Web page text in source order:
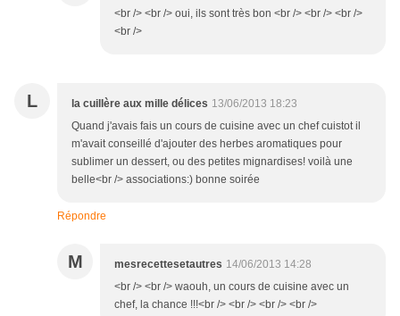
<br /> <br /> oui, ils sont très bon <br /> <br /> <br />
<br />
L la cuillère aux mille délices 13/06/2013 18:23
Quand j'avais fais un cours de cuisine avec un chef cuistot il
m'avait conseillé d'ajouter des herbes aromatiques pour
sublimer un dessert, ou des petites mignardises! voilà une
belle<br /> associations:) bonne soirée
Répondre
M mesrecettesetautres 14/06/2013 14:28
<br /> <br /> waouh, un cours de cuisine avec un
chef, la chance !!!<br /> <br /> <br /> <br />